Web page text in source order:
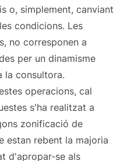
o, simplement, canviant
condicions. Les
no corresponen a
per un dinamisme
la consultora.
operacions, cal
s'ha realitzat a
zonificació de
estan rebent la majoria
d'apropar-se als